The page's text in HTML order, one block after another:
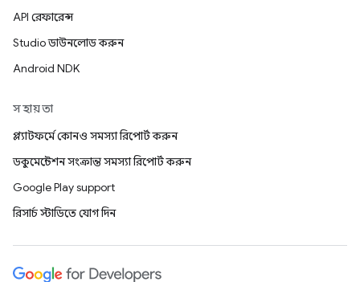
API রেফারেন্স
Studio ডাউনলোড করুন
Android NDK
সহায়তা
প্ল্যাটফর্মে কোনও সমস্যা রিপোর্ট করুন
ডকুমেন্টেশন সংক্রান্ত সমস্যা রিপোর্ট করুন
Google Play support
রিসার্চ স্টাডিতে যোগ দিন